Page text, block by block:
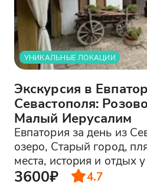
УНИКАЛЬНЫЕ ЛОКАЦИИ
Экскурсия в
Севастополя:
Малый Иерусалим
Евпатория за день из
озеро, Старый город,
места, история и отдых
3600₽ 4.7